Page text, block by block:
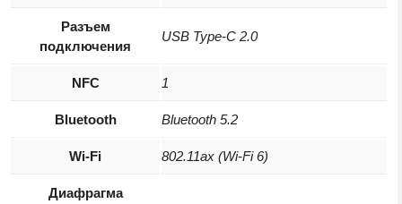
Разъем
подключения
USB Type-C 2.0
NFC 1
Bluetooth Bluetooth 5.2
Wi-Fi 802.11ax (Wi-Fi 6)
Диафрагма